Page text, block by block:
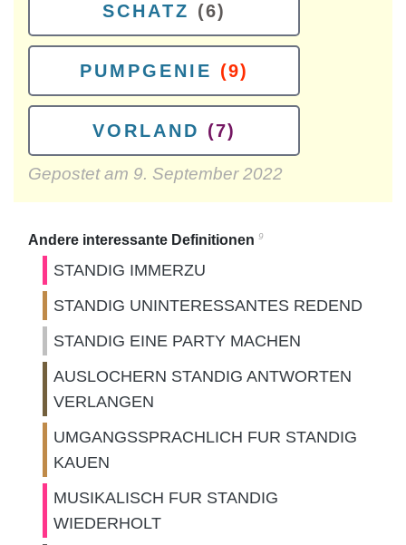
SCHATZ (6)
PUMPGENIE (9)
VORLAND (7)
Gepostet am 9. September 2022
Andere interessante Definitionen 9
STANDIG IMMERZU
STANDIG UNINTERESSANTES REDEND
STANDIG EINE PARTY MACHEN
AUSLOCHERN STANDIG ANTWORTEN
VERLANGEN
UMGANGSSPRACHLICH FUR STANDIG
KAUEN
MUSIKALISCH FUR STANDIG
WIEDERHOLT